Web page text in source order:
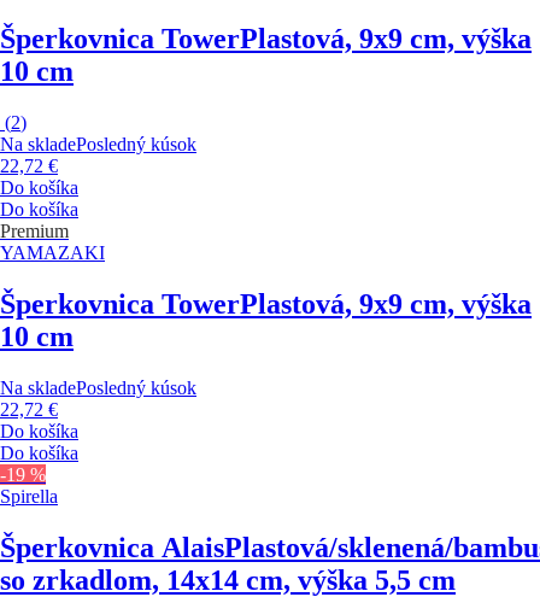
Šperkovnica TowerPlastová, 9x9 cm, výška
10 cm
(2)
Na skladePosledný kúsok
22,72 €
Do košíka
Do košíka
Premium
YAMAZAKI
Šperkovnica TowerPlastová, 9x9 cm, výška
10 cm
Na skladePosledný kúsok
22,72 €
Do košíka
Do košíka
-19 %
Spirella
Šperkovnica AlaisPlastová/sklenená/
so zrkadlom, 14x14 cm, výška 5,5 cm